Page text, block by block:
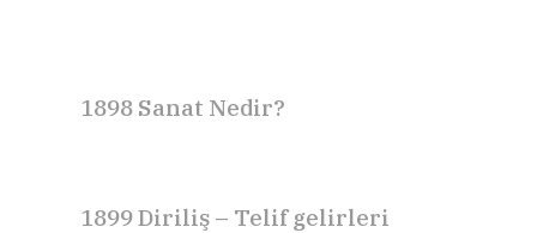
1898 Sanat Nedir?
1899 Diriliş – Telif gelirleri